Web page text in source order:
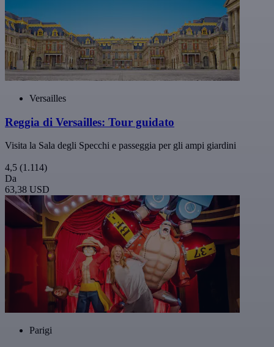
Versailles
Reggia di Versailles: Tour guidato
Visita la Sala degli Specchi e passeggia per gli ampi giardini
4,5 (1.114)
Da
63,38 USD
Parigi